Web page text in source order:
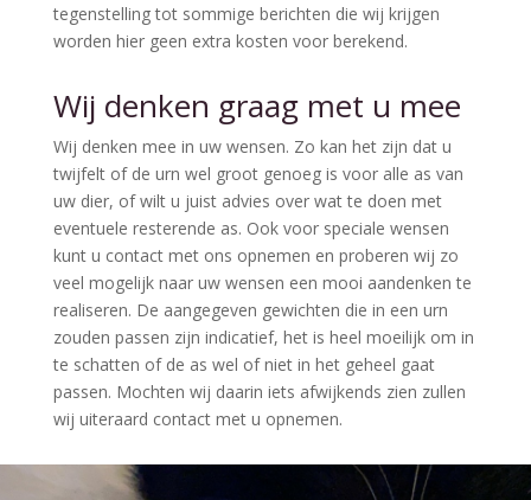
tegenstelling tot sommige berichten die wij krijgen
worden hier geen extra kosten voor berekend.
Wij denken graag met u mee
Wij denken mee in uw wensen. Zo kan het zijn dat u
twijfelt of de urn wel groot genoeg is voor alle as van
uw dier, of wilt u juist advies over wat te doen met
eventuele resterende as. Ook voor speciale wensen
kunt u contact met ons opnemen en proberen wij zo
veel mogelijk naar uw wensen een mooi aandenken te
realiseren. De aangegeven gewichten die in een urn
zouden passen zijn indicatief, het is heel moeilijk om in
te schatten of de as wel of niet in het geheel gaat
passen. Mochten wij daarin iets afwijkends zien zullen
wij uiteraard contact met u opnemen.